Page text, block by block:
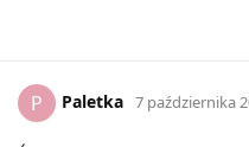
P Paletka 7 października